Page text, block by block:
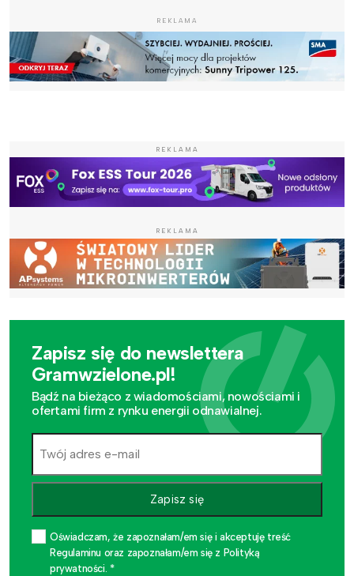
REKLAMA
REKLAMA
REKLAMA
Zapisz się do newslettera
Gramwzielone.pl!
Bądź na bieżąco z wiadomościami, nowościami i
ofertami firm z rynku energii odnawialnej.
Zapisz się
Oświadczam, że zapoznałam/em się i akceptuję treść
Regulaminu oraz zapoznałam/em się z Polityką
prywatności. *